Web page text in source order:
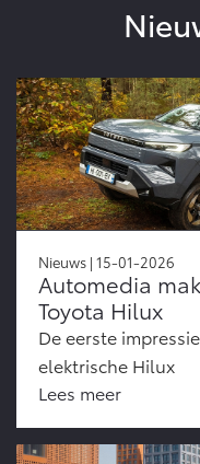
Nieuws | 15-01-2026
Automedia
Toyota Hilux
De eerste
elektrische Hilux
Lees meer